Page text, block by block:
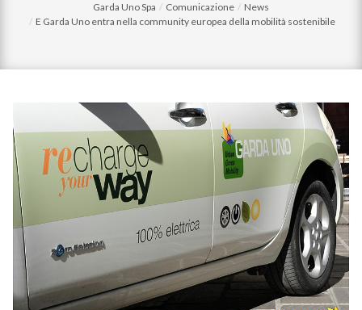
Garda Uno Spa Comunicazione
News
E Garda Uno entra nella community europea della mobilità sostenibile